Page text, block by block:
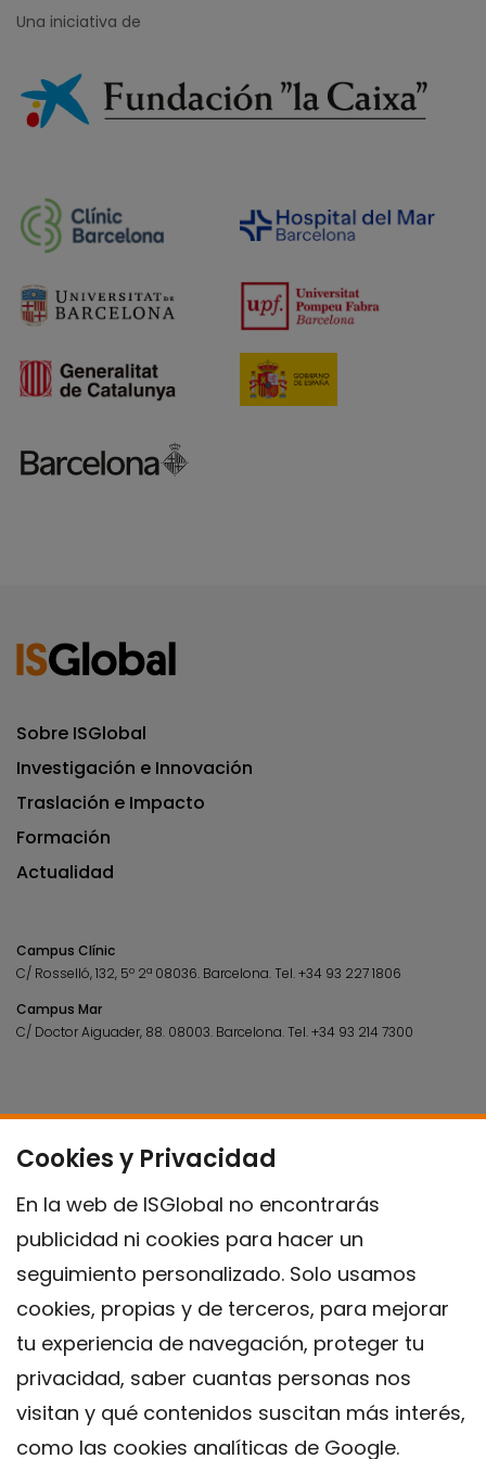
Cookies y Privacidad
En la web de ISGlobal no encontrarás
publicidad ni cookies para hacer un
seguimiento personalizado. Solo usamos
cookies, propias y de terceros, para mejorar
tu experiencia de navegación, proteger tu
privacidad, saber cuantas personas nos
visitan y qué contenidos suscitan más interés,
como las cookies analíticas de Google.
Una iniciativa de
Sobre ISGlobal
Investigación e Innovación
Traslación e Impacto
Formación
Actualidad
Campus Clínic
C/ Rosselló, 132, 5º 2ª 08036. Barcelona.Tel.+34 93 227 1806
Campus Mar
C/ Doctor Aiguader, 88. 08003. Barcelona.Tel.+34 93 214 7300